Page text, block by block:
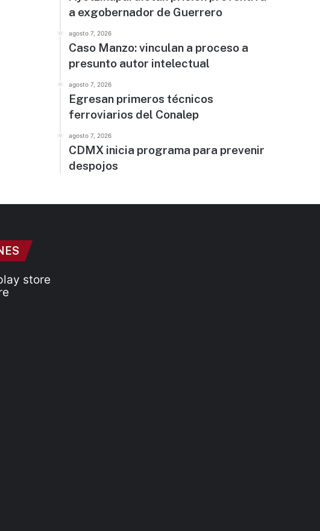
a exgobernador de Guerrero
agosto 7, 2026
Caso Manzo: vinculan a proceso a
presunto autor intelectual
agosto 7, 2026
Egresan primeros técnicos
ferroviarios del Conalep
agosto 7, 2026
CDMX inicia programa para prevenir
despojos